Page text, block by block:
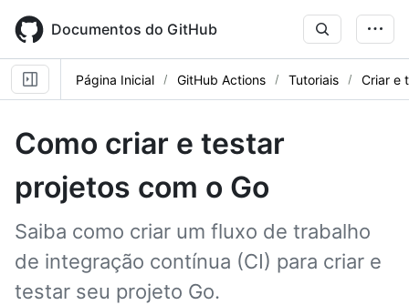
main
content
Documentos do GitHub
Página Inicial GitHub Actions Tutoriais Criar e
Como criar e testar
projetos com o Go
Saiba como criar um fluxo de trabalho
de integração contínua (CI) para criar e
testar seu projeto Go.